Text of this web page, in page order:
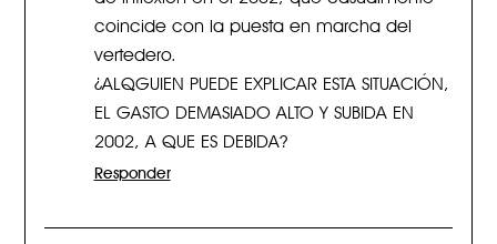
coincide con la puesta en marcha del
vertedero.
¿ALQGUIEN PUEDE EXPLICAR ESTA SITUACIÓN,
EL GASTO DEMASIADO ALTO Y SUBIDA EN
2002, A QUE ES DEBIDA?
Responder